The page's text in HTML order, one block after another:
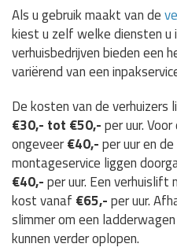
Als u gebruik maakt van de
kiest u zelf welke diensten u
verhuisbedrijven bieden een
variërend van een
De kosten van de verhuizers
€30,- tot €50,-per uur.
ongeveer€40,-per uur en
montageservice liggen
€40,-per uur. Een verhuislift
kost vanaf €65,-per uur.
slimmer om een
kunnen verder oplopen.